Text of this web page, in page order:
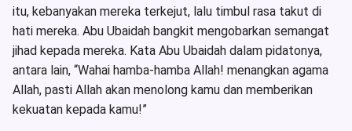
itu, kebanyakan mereka terkejut, lalu timbul rasa takut di
hati mereka. Abu Ubaidah bangkit mengobarkan semangat
jihad kepada mereka. Kata Abu Ubaidah dalam pidatonya,
antara lain, “Wahai hamba-hamba Allah! menangkan agama
Allah, pasti Allah akan menolong kamu dan memberikan
kekuatan kepada kamu!”